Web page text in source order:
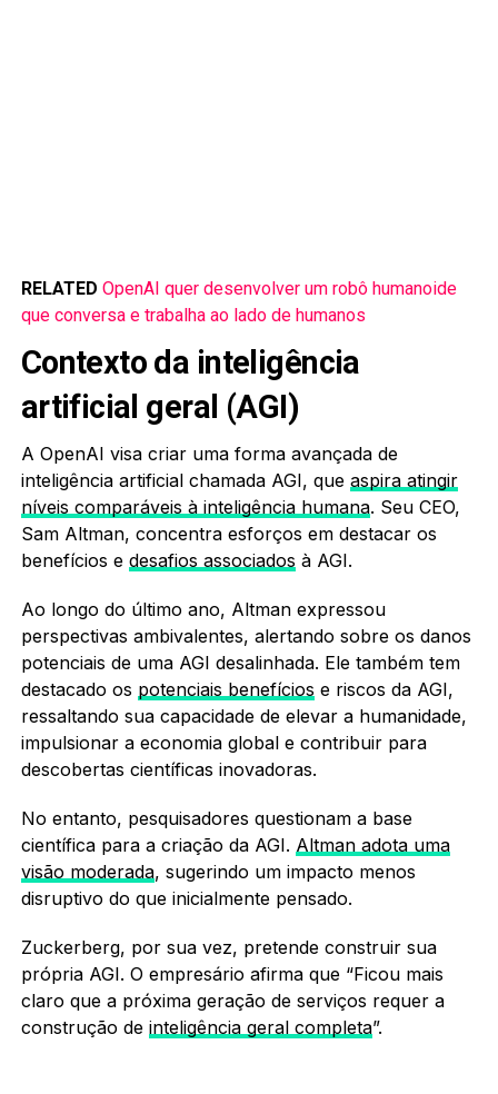
RELATED OpenAI quer desenvolver um robô humanoide
que conversa e trabalha ao lado de humanos
Contexto da inteligência
artificial geral (AGI)
A OpenAI visa criar uma forma avançada de
inteligência artificial chamada AGI, que aspira atingir
níveis comparáveis à inteligência humana. Seu CEO,
Sam Altman, concentra esforços em destacar os
benefícios e desafios associados à AGI.
Ao longo do último ano, Altman expressou
perspectivas ambivalentes, alertando sobre os danos
potenciais de uma AGI desalinhada. Ele também tem
destacado os potenciais benefícios e riscos da AGI,
ressaltando sua capacidade de elevar a humanidade,
impulsionar a economia global e contribuir para
descobertas científicas inovadoras.
No entanto, pesquisadores questionam a base
científica para a criação da AGI. Altman adota uma
visão moderada, sugerindo um impacto menos
disruptivo do que inicialmente pensado.
Zuckerberg, por sua vez, pretende construir sua
própria AGI. O empresário afirma que “Ficou mais
claro que a próxima geração de serviços requer a
construção de inteligência geral completa”.